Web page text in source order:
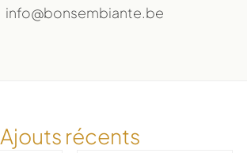
info@bonsembiante.be
Ajouts récents